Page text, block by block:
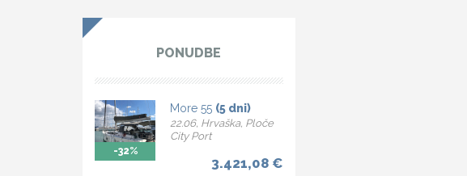
PONUDBE
-32%
More 55 (5 dni)
22.06, Hrvaška, Ploče
City Port
3.421,08 €